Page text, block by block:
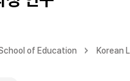
of Education Korean